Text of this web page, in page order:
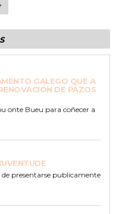
GALEGO QUE A
DE PAZOS
onte Bueu para coñecer a
presentarse publicamente